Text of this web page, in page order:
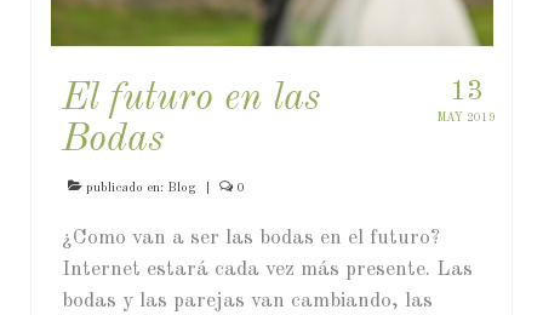
13
MAY 2019
El futuro en las
Bodas
publicado en: Blog 0
¿Como van a ser las bodas en el futuro?
Internet estará cada vez más presente. Las
bodas y las parejas van cambiando, las